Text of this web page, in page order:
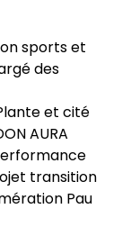
sports et
des
et cité
AURA
transition
Pau